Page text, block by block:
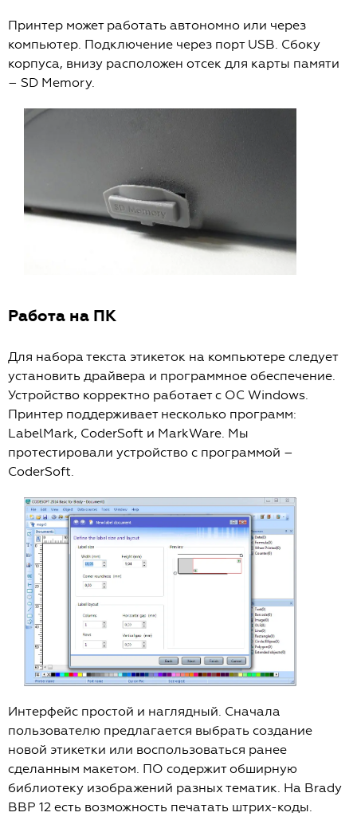
Принтер может работать автономно или через
компьютер. Подключение через порт USB. Сбоку
корпуса, внизу расположен отсек для карты памяти
– SD Memory.
Работа на ПК
Для набора текста этикеток на компьютере следует
установить драйвера и программное обеспечение.
Устройство корректно работает с OC Windows.
Принтер поддерживает несколько программ:
LabelMark, CoderSoft и MarkWare. Мы
протестировали устройство с программой –
CoderSoft.
Интерфейс простой и наглядный. Сначала
пользователю предлагается выбрать создание
новой этикетки или воспользоваться ранее
сделанным макетом. ПО содержит обширную
библиотеку изображений разных тематик. На Brady
BBP 12 есть возможность печатать штрих-коды.